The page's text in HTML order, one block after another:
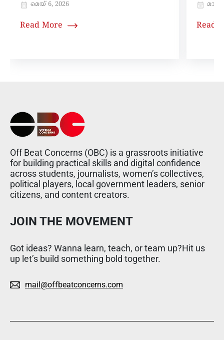
മെയ്‌ 6, 2026
Read More Read
Off Beat Concerns (OBC) is a grassroots initiative
for building practical skills and digital confidence
across students, journalists, women’s collectives,
political players, local government leaders, senior
citizens, and content creators.
JOIN THE MOVEMENT
Got ideas? Wanna learn, teach, or team up?Hit us
up let’s build something bold together.
mail@offbeatconcerns.com